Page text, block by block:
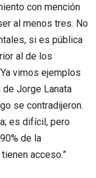
con mención
al menos tres. No
si es pública
al de los
vimos ejemplos
de Jorge Lanata
se contradijeron.
es difícil, pero
de la
acceso.”